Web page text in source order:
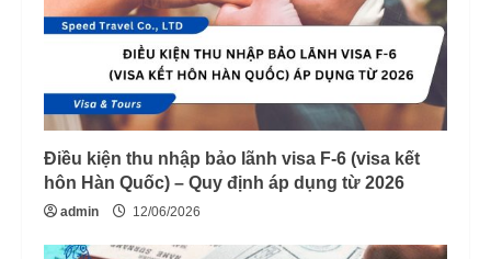
Điều kiện thu nhập bảo lãnh visa F-6 (visa kết
hôn Hàn Quốc) – Quy định áp dụng từ 2026
admin 12/06/2026